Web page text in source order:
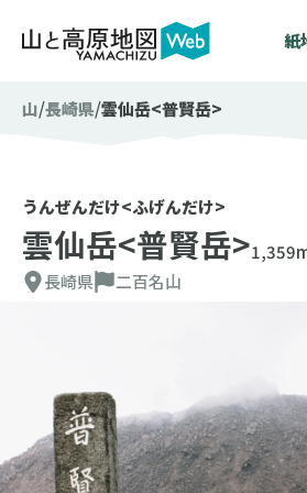
紙
山 長崎県 雲仙岳<普賢岳>
うんぜんだけ<ふげんだけ>
雲仙岳<普賢岳>
長崎県
二百名山